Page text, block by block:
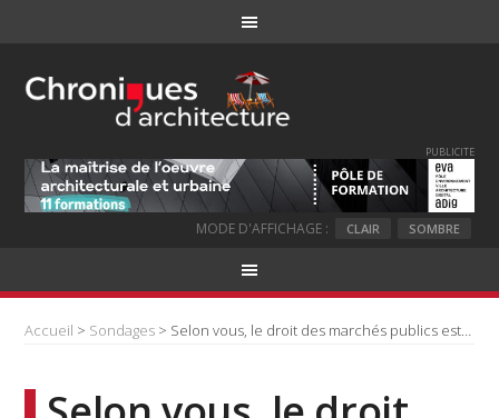
PUBLICITE
MODE D'AFFICHAGE : CLAIR SOMBRE
Accueil > Sondages > Selon vous, le droit des marchés publics est…